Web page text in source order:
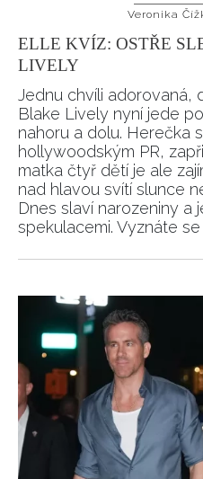
Veronika
ELLE KVÍZ: OSTŘE
LIVELY
Jednu chvíli adorovaná,
Blake Lively nyní jede
nahoru a dolu. Herečka
hollywoodským PR,
matka čtyř dětí je ale
nad hlavou svítí slunce
Dnes slaví narozeniny a
spekulacemi. Vyznáte